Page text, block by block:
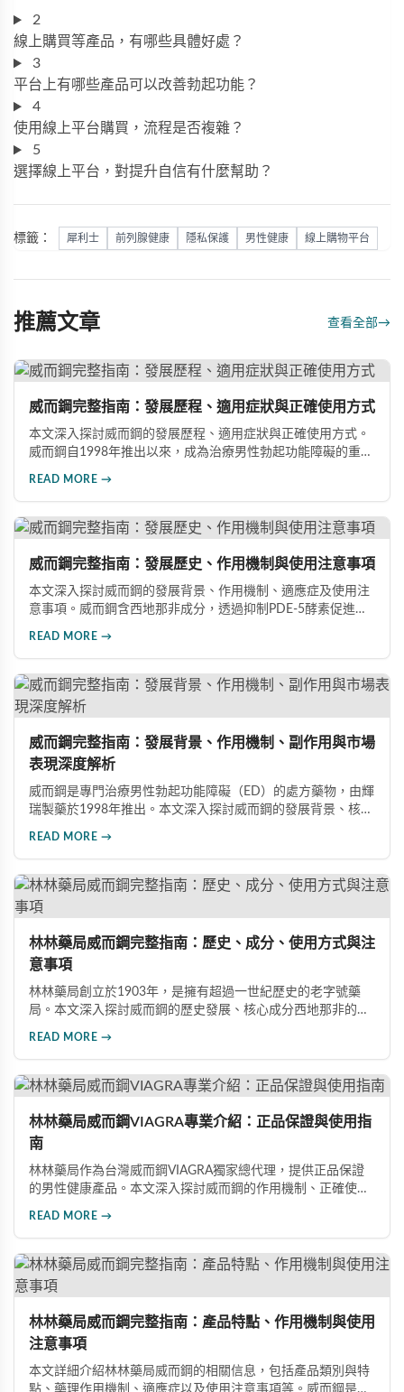
2
線上購買等產品，有哪些具體好處？
3
平台上有哪些產品可以改善勃起功能？
4
使用線上平台購買，流程是否複雜？
5
選擇線上平台，對提升自信有什麼幫助？
標籤： 犀利士 前列腺健康 隱私保護 男性健康 線上購物平台
推薦文章 查看全部→
威而鋼完整指南：發展歷程、適用症狀與正確使用方式
本文深入探討威而鋼的發展歷程、適用症狀與正確使用方式。
威而鋼自1998年推出以來，成為治療男性勃起功能障礙的重要
READ MORE →
威而鋼完整指南：發展歷史、作用機制與使用注意事項
本文深入探討威而鋼的發展背景、作用機制、適應症及使用注
意事項。威而鋼含西地那非成分，透過抑制PDE-5酵素促進血
READ MORE →
威而鋼完整指南：發展背景、作用機制、副作用與市場
表現深度解析
威而鋼是專門治療男性勃起功能障礙（ED）的處方藥物，由輝
瑞製藥於1998年推出。本文深入探討威而鋼的發展背景、核心
READ MORE →
林林藥局威而鋼完整指南：歷史、成分、使用方式與注
意事項
林林藥局創立於1903年，是擁有超過一世紀歷史的老字號藥
局。本文深入探討威而鋼的歷史發展、核心成分西地那非的作
READ MORE →
林林藥局威而鋼VIAGRA專業介紹：正品保證與使用指
南
林林藥局作為台灣威而鋼VIAGRA獨家總代理，提供正品保證
的男性健康產品。本文深入探討威而鋼的作用機制、正確使用
READ MORE →
林林藥局威而鋼完整指南：產品特點、作用機制與使用
注意事項
本文詳細介紹林林藥局威而鋼的相關信息，包括產品類別與特